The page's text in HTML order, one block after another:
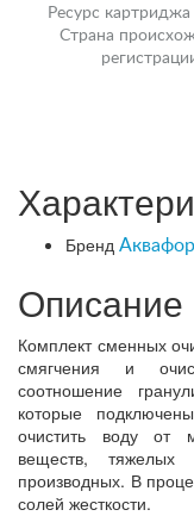
Ресурс
Страна
Бренд Аквафор
Описание
Комплект сменных
смягчения и
соотношение
которые
очистить воду от
веществ,
производных. В
солей жесткости.